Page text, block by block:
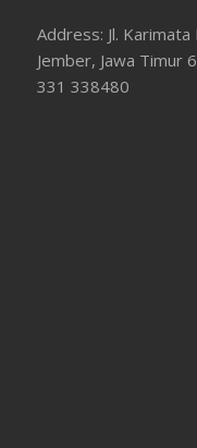
Address: Jl.
Jember, Jawa Timur
331 338480